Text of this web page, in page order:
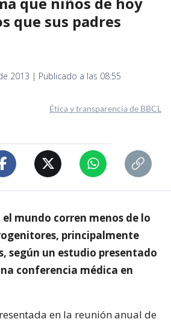
que sus padres
2013 | Publicado a las 08:55
Ética y transparencia de BBCL
mundo corren menos de lo
principalmente
según un estudio presentado
conferencia médica en
en la reunión anual de